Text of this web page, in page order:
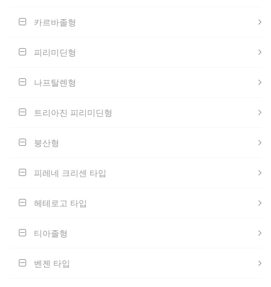
카르바졸형
피리미딘형
나프탈렌형
트리아진 피리미딘형
붕산형
피레네 크리센 타입
헤테로고 타입
티아졸형
벤젠 타입